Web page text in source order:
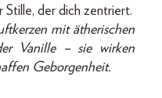
der dich zentriert.
mit ätherischen
Vanille – sie wirken
Geborgenheit.